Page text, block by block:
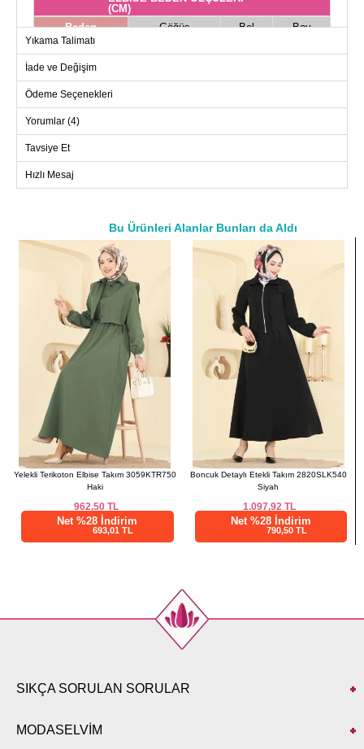
(CM)
Beden
Göğüs Bel
Boy
40
42
44
108 94
135
46
112 100
135
Yıkama Talimatı
İade ve Değişim
Ödeme Seçenekleri
Yorumlar (4)
Tavsiye Et
Hızlı Mesaj
Bu Ürünleri Alanlar Bunları da Aldı
a>
Yelekli Terikoton Elbise Takım 3059KTR750
Haki
962,50TL
Net %28 İndirim
693,01 TL
Boncuk Detaylı Etekli Takım 2820SLK540
Siyah
1.097,92 TL
Net %28 İndirim
790,50 TL
SIKÇA SORULAN SORULAR
MODASELVİM